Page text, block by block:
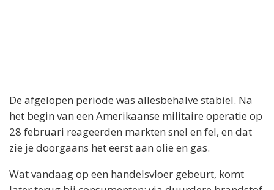
De afgelopen periode was allesbehalve stabiel. Na
het begin van een Amerikaanse militaire operatie op
28 februari reageerden markten snel en fel, en dat
zie je doorgaans het eerst aan olie en gas.
Wat vandaag op een handelsvloer gebeurt, komt